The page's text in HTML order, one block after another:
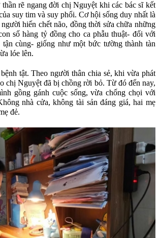
rẽ ngang đời chị Nguyệt khi các bác sĩ kết
suy tim và suy phổi. Cơ hội sống duy nhất là
hiến chết não, đồng thời sửa chữa những
số hàng tỷ đồng cho ca phẫu thuật- đối với
cùng- giống như một bức tường thành tàn
lóe lên.
tật. Theo người thân chia sẻ, khi vừa phát
chị Nguyệt đã bị chồng rời bỏ. Từ đó đến nay,
gồng gánh cuộc sống, vừa chống chọi với
nhà cửa, không tài sản đáng giá, hai mẹ
đẻ.